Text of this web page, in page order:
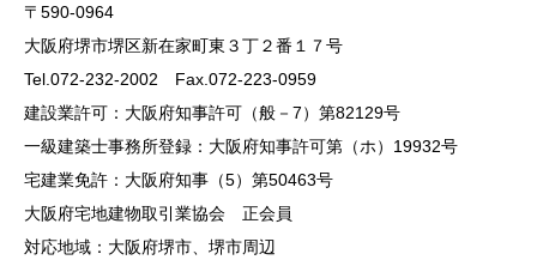
〒590-0964
大阪府堺市堺区新在家町東３丁２番１７号
Tel.072-232-2002 Fax.072-223-0959
建設業許可：大阪府知事許可（般－7）第82129号
一級建築士事務所登録：大阪府知事許可第（ホ）19932号
宅建業免許：大阪府知事（5）第50463号
大阪府宅地建物取引業協会 正会員
対応地域：大阪府堺市、堺市周辺